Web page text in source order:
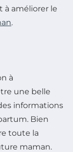
à améliorer le
.
à
une belle
informations
Bien
toute la
maman.